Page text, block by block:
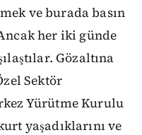
ve burada basın
her iki günde
Gözaltına
Sektör
Yürütme Kurulu
yaşadıklarını ve